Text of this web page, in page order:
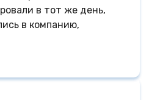
в тот же день,
в компанию,